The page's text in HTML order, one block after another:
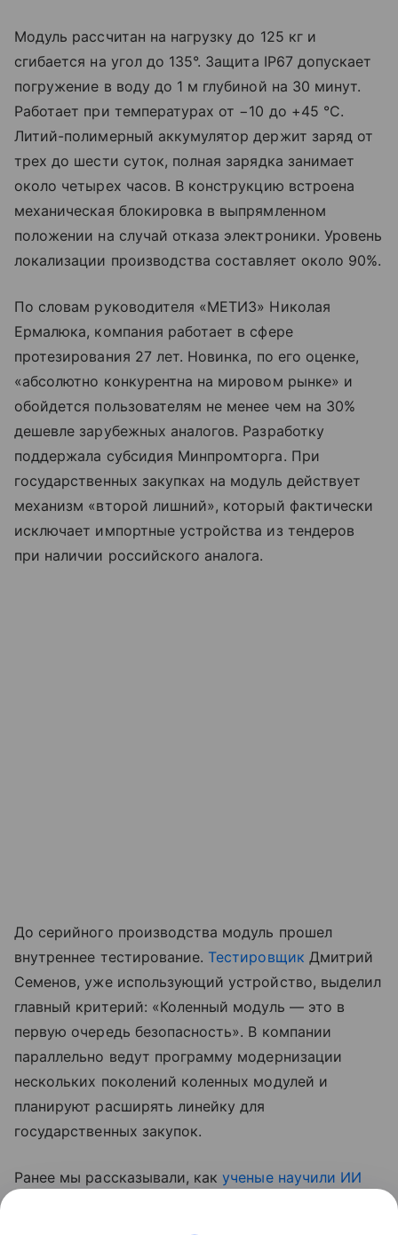
Модуль рассчитан на нагрузку до 125 кг и
сгибается на угол до 135°. Защита IP67 допускает
погружение в воду до 1 м глубиной на 30 минут.
Работает при температурах от −10 до +45 °C.
Литий-полимерный аккумулятор держит заряд от
трех до шести суток, полная зарядка занимает
около четырех часов. В конструкцию встроена
механическая блокировка в выпрямленном
положении на случай отказа электроники. Уровень
локализации производства составляет около 90%.
По словам руководителя «МЕТИЗ» Николая
Ермалюка, компания работает в сфере
протезирования 27 лет. Новинка, по его оценке,
«абсолютно конкурентна на мировом рынке» и
обойдется пользователям не менее чем на 30%
дешевле зарубежных аналогов. Разработку
поддержала субсидия Минпромторга. При
государственных закупках на модуль действует
механизм «второй лишний», который фактически
исключает импортные устройства из тендеров
при наличии российского аналога.
До серийного производства модуль прошел
внутреннее тестирование. Тестировщик Дмитрий
Семенов, уже использующий устройство, выделил
главный критерий: «Коленный модуль — это в
первую очередь безопасность». В компании
параллельно ведут программу модернизации
нескольких поколений коленных модулей и
планируют расширять линейку для
государственных закупок.
Ранее мы рассказывали, какученые научили ИИ